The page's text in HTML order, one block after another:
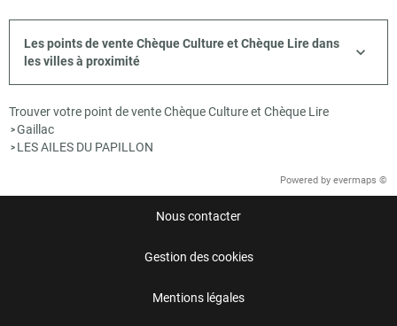
Les points de vente Chèque Culture et Chèque Lire dans
les villes à proximité
Trouver votre point de vente Chèque Culture et Chèque Lire
>Gaillac
> LES AILES DU PAPILLON
Powered by evermaps ©
Nous contacter
Gestion des cookies
Mentions légales